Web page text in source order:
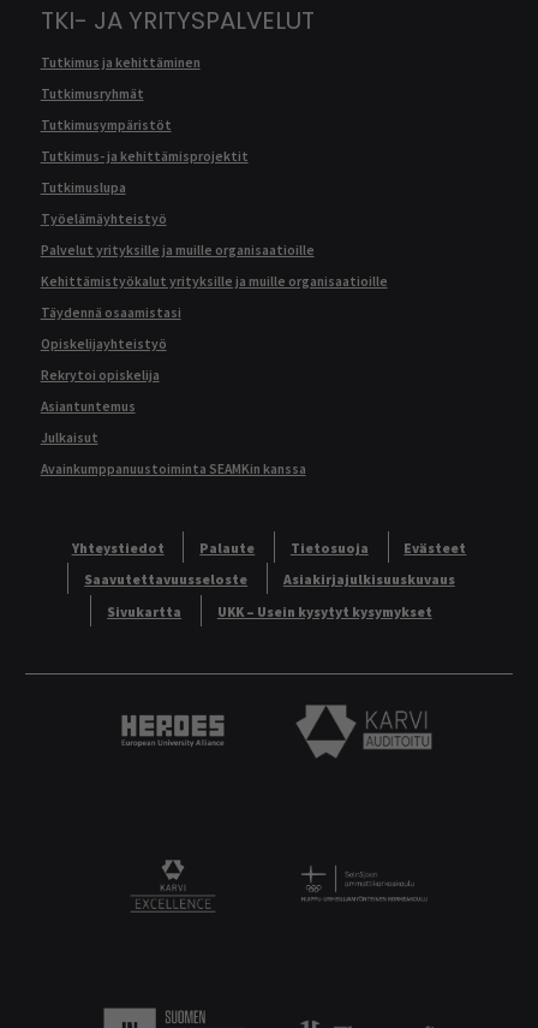
TKI- JA YRITYSPALVELUT
Tutkimus ja kehittäminen
Tutkimusryhmät
Tutkimusympäristöt
Tutkimus- ja kehittämisprojektit
Tutkimuslupa
Työelämäyhteistyö
Palvelut yrityksille ja muille organisaatioille
Kehittämistyökalut yrityksille ja muille organisaatioille
Täydennä osaamistasi
Opiskelijayhteistyö
Rekrytoi opiskelija
Asiantuntemus
Julkaisut
Avainkumppanuustoiminta SEAMKin kanssa
Yhteystiedot Palaute Tietosuoja
Evästeet
Saavutettavuusseloste
Asiakirjajulkisuuskuvaus
Sivukartta
UKK – Usein kysytyt kysymykset
Heroes European University Alliance logo
Karvi Auditoitu logo
KARVI Excellence logo.Logo